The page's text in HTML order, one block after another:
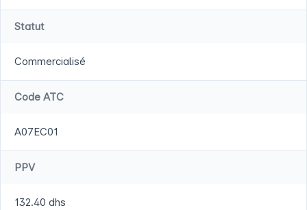
Statut
Commercialisé
Code ATC
A07EC01
PPV
132.40 dhs